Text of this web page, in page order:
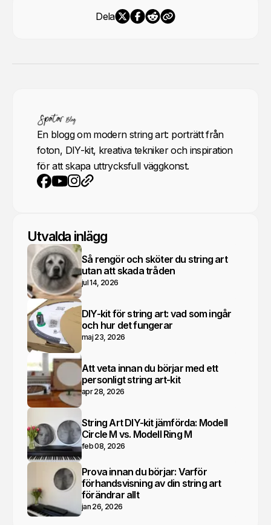
Dela
En blogg om modern string art: porträtt från
foton, DIY-kit, kreativa tekniker och inspiration
för att skapa uttrycksfull väggkonst.
Utvalda inlägg
Så rengör och sköter du string art
utan att skada tråden
jul 14, 2026
DIY-kit för string art: vad som ingår
och hur det fungerar
maj 23, 2026
Att veta innan du börjar med ett
personligt string art-kit
apr 28, 2026
String Art DIY-kit jämförda: Modell
Circle M vs. Modell Ring M
feb 08, 2026
Prova innan du börjar: Varför
förhandsvisning av din string art
förändrar allt
jan 26, 2026